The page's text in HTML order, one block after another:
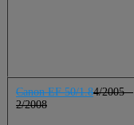
Canon EF 50/1.84/2005 –
2/2008